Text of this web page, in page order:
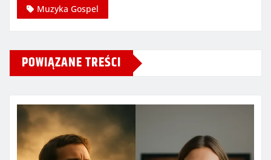
Muzyka Gospel
POWIĄZANE TREŚCI